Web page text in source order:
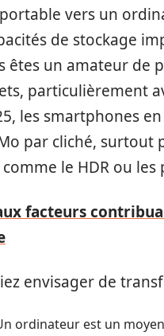
vers un
de stockage
êtes un amateur de
particulièrement
les smartphones
par cliché,
le HDR ou
facteurs
envisager de
ordinateur est un